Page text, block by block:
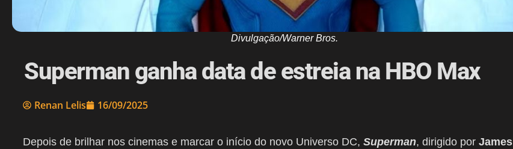
Divulgação/Warner Bros.
Superman ganha data de estreia na HBO Max
Renan Lelis 16/09/2025
Depois de brilhar nos cinemas e marcar o início do novo Universo DC, Superman, dirigido por James